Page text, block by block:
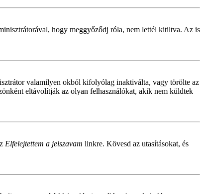
hogy meggyőződj róla, nem lettél kitiltva. Az is
valamilyen okból kifolyólag inaktiválta, vagy törölte az
eltávolítják az olyan felhasználókat, akik nem küldtek
Elfelejtettem a jelszavam linkre. Kövesd az utasításokat, és